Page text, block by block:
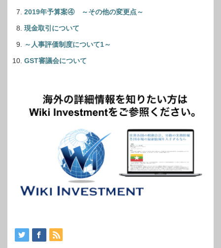
2019年予算案④ ～その他の変更点～
現金取引について
～人事評価制度について1～
GST審議会について